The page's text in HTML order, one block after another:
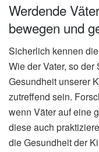
Werdende
bewegen und
Sicherlich kennen
Wie der Vater, so
Gesundheit unserer
zutreffend sein.
wenn Väter auf eine
diese auch
die Gesundheit der